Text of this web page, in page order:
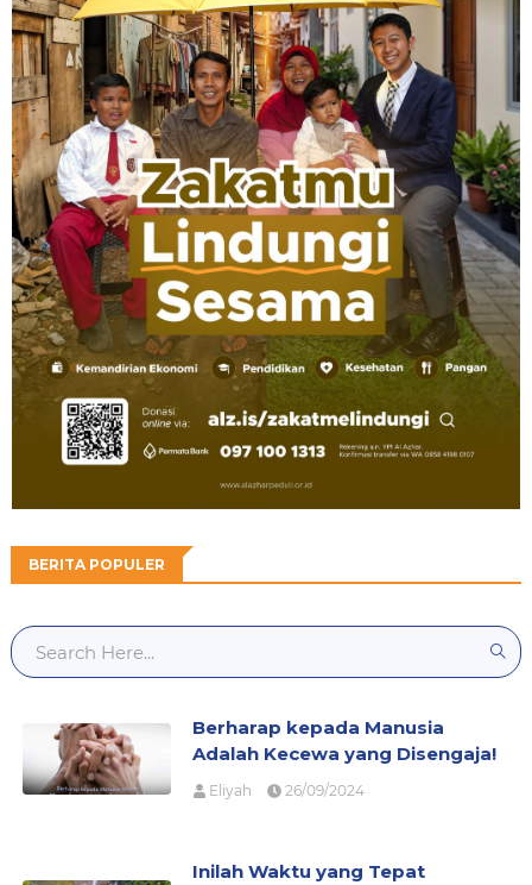
BERITA POPULER
Berharap kepada Manusia
Adalah Kecewa yang Disengaja!
Eliyah 26/09/2024
Inilah Waktu yang Tepat